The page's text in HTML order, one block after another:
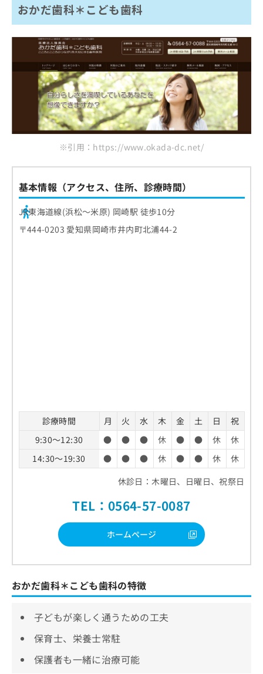
おかだ歯科＊こども歯科
※引用：https://www.okada-dc.net/
基本情報（アクセス、住所、診療時間）
JR東海道線(浜松～米原) 岡崎駅 徒歩10分
〒444-0203 愛知県岡崎市井内町北浦44-2
診療時間 月 火 水 木 金 土 日
祝
9:30～12:30
● ● ● 休 ● ● 休
休
14:30～19:30
● ● ● 休 ● ● 休
休
休診日：木曜日、日曜日、祝祭日
TEL：0564-57-0087
ホームページ
おかだ歯科＊こども歯科の特徴
子どもが楽しく通うための工夫
保育士、栄養士常駐
保護者も一緒に治療可能